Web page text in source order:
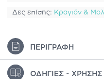
Δες επίσης: Κραγιόν &
ΠΕΡΙΓΡΑΦΉ
ΟΔΗΓΊΕΣ - ΧΡΉΣΗΣ